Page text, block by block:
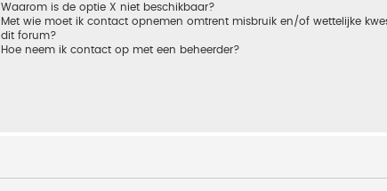
Waarom is de optie X niet beschikbaar?
Met wie moet ik contact opnemen omtrent misbruik en/of wettelijke
dit forum?
Hoe neem ik contact op met een beheerder?